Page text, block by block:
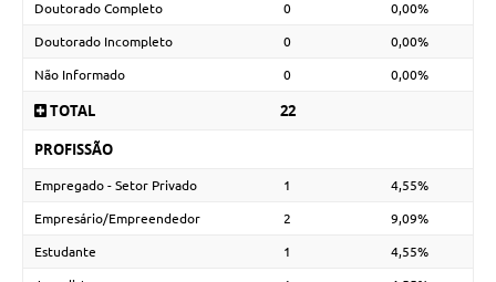
Doutorado Completo 0 0,00%
Doutorado Incompleto 0 0,00%
Não Informado 0 0,00%
TOTAL
22
PROFISSÃO
Empregado - Setor Privado 1 4,55%
Empresário/Empreendedor 2 9,09%
Estudante 1 4,55%